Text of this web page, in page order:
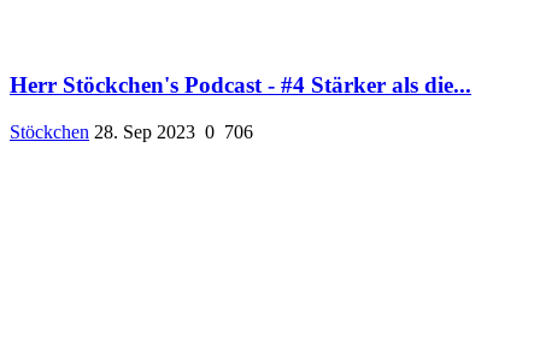
Herr Stöckchen's Podcast - #4 Stärker als die...
Stöckchen 28. Sep 2023 0 706